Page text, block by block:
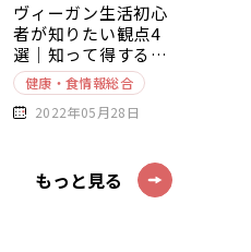
ヴィーガン生活初心
者が知りたい観点4
選｜知って得する豆
知識～基本編～
健康・食情報総合
2022年05月28日
もっと見る